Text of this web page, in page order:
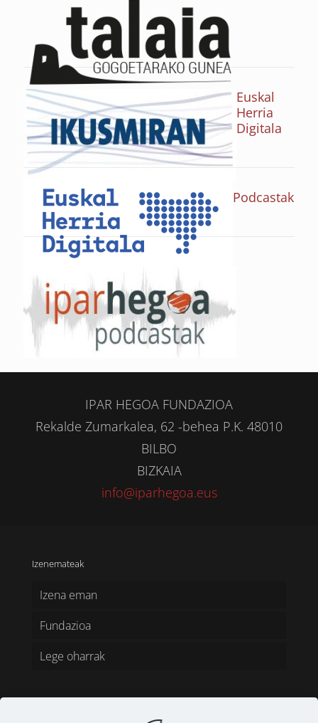
Euskal
Herria
Digitala
Podcastak
IPAR HEGOA FUNDAZIOA
Rekalde Zumarkalea, 62 -behea P.K. 48010
BILBO
BIZKAIA
info@iparhegoa.eus
Izenemateak
Izena eman
Fundazioa
Lege oharrak